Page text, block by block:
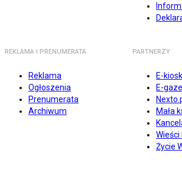
REKLAMA I PRENUMERATA
Reklama
Ogłoszenia
Prenumerata
Archiwum
PARTNERZY
E-
E-
Mała
Wieści
Życie